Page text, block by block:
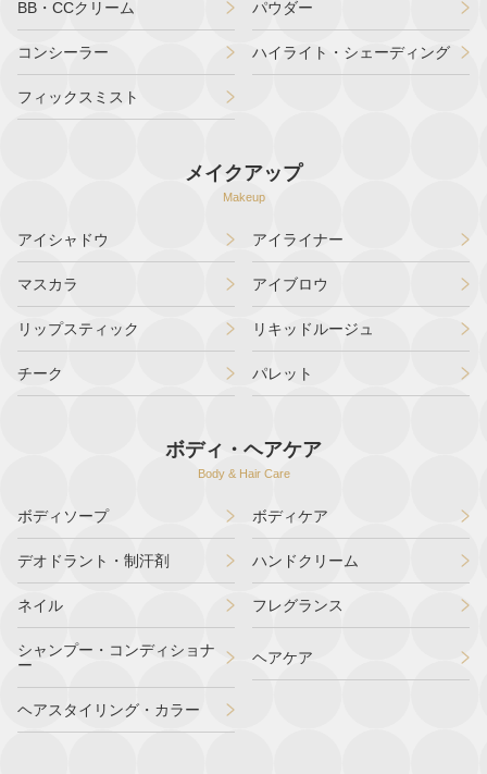
BB・CCクリーム パウダー
コンシーラー ハイライト・シェーディング
フィックスミスト
メイクアップ
Makeup
アイシャドウ アイライナー
マスカラ アイブロウ
リップスティック リキッドルージュ
チーク パレット
ボディ・ヘアケア
Body & Hair Care
ボディソープ ボディケア
デオドラント・制汗剤 ハンドクリーム
ネイル フレグランス
シャンプー・コンディショナ
ー
ヘアケア
ヘアスタイリング・カラー